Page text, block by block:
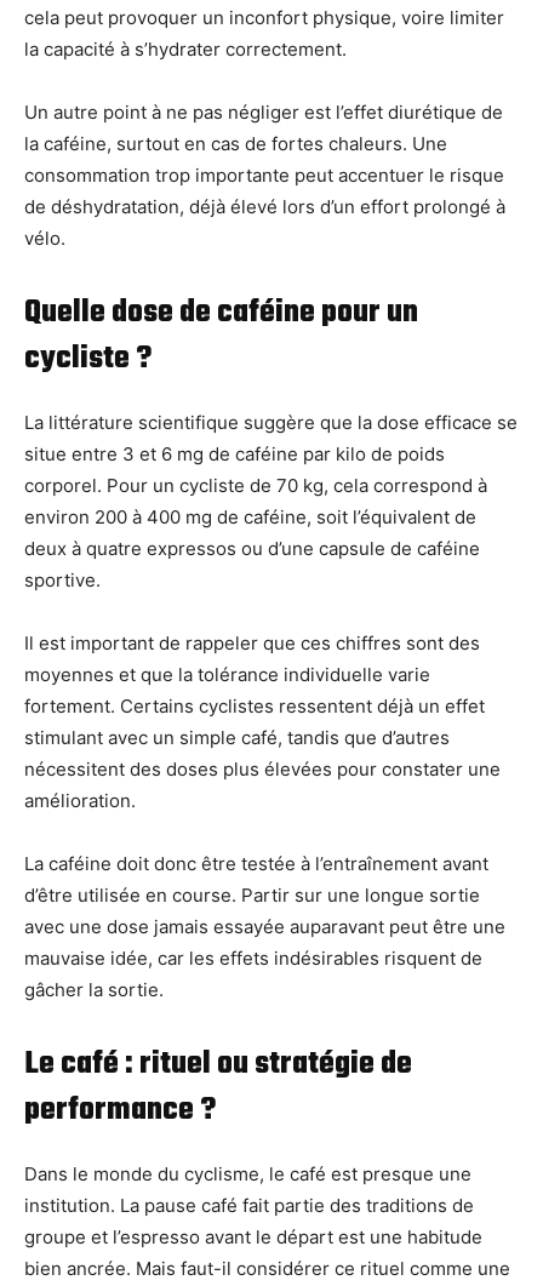
cela peut provoquer un inconfort physique, voire limiter
la capacité à s’hydrater correctement.
Un autre point à ne pas négliger est l’effet diurétique de
la caféine, surtout en cas de fortes chaleurs. Une
consommation trop importante peut accentuer le risque
de déshydratation, déjà élevé lors d’un effort prolongé à
vélo.
Quelle dose de caféine pour un
cycliste ?
La littérature scientifique suggère que la dose efficace se
situe entre 3 et 6 mg de caféine par kilo de poids
corporel. Pour un cycliste de 70 kg, cela correspond à
environ 200 à 400 mg de caféine, soit l’équivalent de
deux à quatre expressos ou d’une capsule de caféine
sportive.
Il est important de rappeler que ces chiffres sont des
moyennes et que la tolérance individuelle varie
fortement. Certains cyclistes ressentent déjà un effet
stimulant avec un simple café, tandis que d’autres
nécessitent des doses plus élevées pour constater une
amélioration.
La caféine doit donc être testée à l’entraînement avant
d’être utilisée en course. Partir sur une longue sortie
avec une dose jamais essayée auparavant peut être une
mauvaise idée, car les effets indésirables risquent de
gâcher la sortie.
Le café : rituel ou stratégie de
performance ?
Dans le monde du cyclisme, le café est presque une
institution. La pause café fait partie des traditions de
groupe et l’espresso avant le départ est une habitude
bien ancrée. Mais faut-il considérer ce rituel comme une